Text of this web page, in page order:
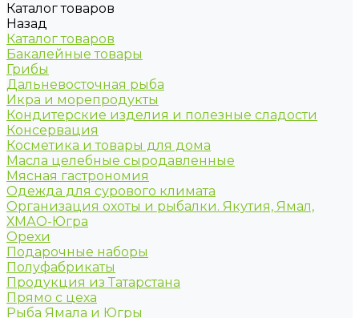
Каталог товаров
Назад
Каталог товаров
Бакалейные товары
Грибы
Дальневосточная рыба
Икра и морепродукты
Кондитерские изделия и полезные сладости
Консервация
Косметика и товары для дома
Масла целебные сыродавленные
Мясная гастрономия
Одежда для сурового климата
Организация охоты и рыбалки. Якутия, Ямал,
ХМАО-Югра
Орехи
Подарочные наборы
Полуфабрикаты
Продукция из Татарстана
Прямо с цеха
Рыба Ямала и Югры